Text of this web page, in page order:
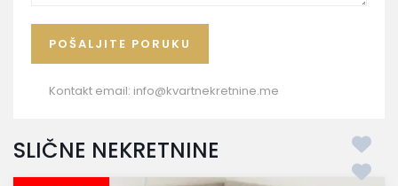
Kontakt email: info@kvartnekretnine.me
SLIČNE NEKRETNINE